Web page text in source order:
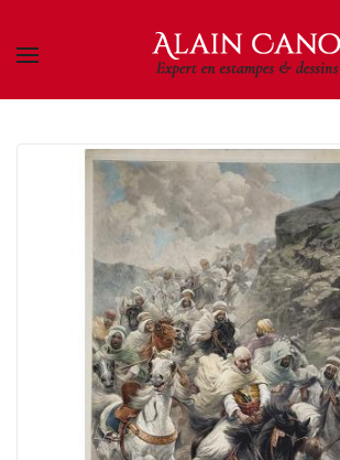
Skip to main content